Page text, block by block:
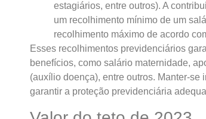
estagiários, entre outros). A
um recolhimento mínimo de um
recolhimento máximo de acordo
Esses recolhimentos previdenciários
benefícios, como salário maternidade,
(auxílio doença), entre outros. Manter-
garantir a proteção previdenciária